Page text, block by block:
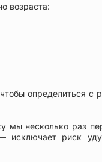
возраста:
определиться
мы несколько раз
исключает риск